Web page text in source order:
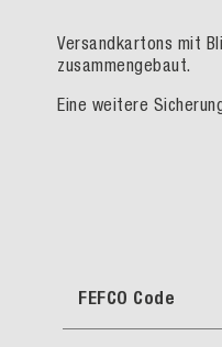
Versandkartons mit
zusammengebaut.
Eine weitere
FEFCO Code